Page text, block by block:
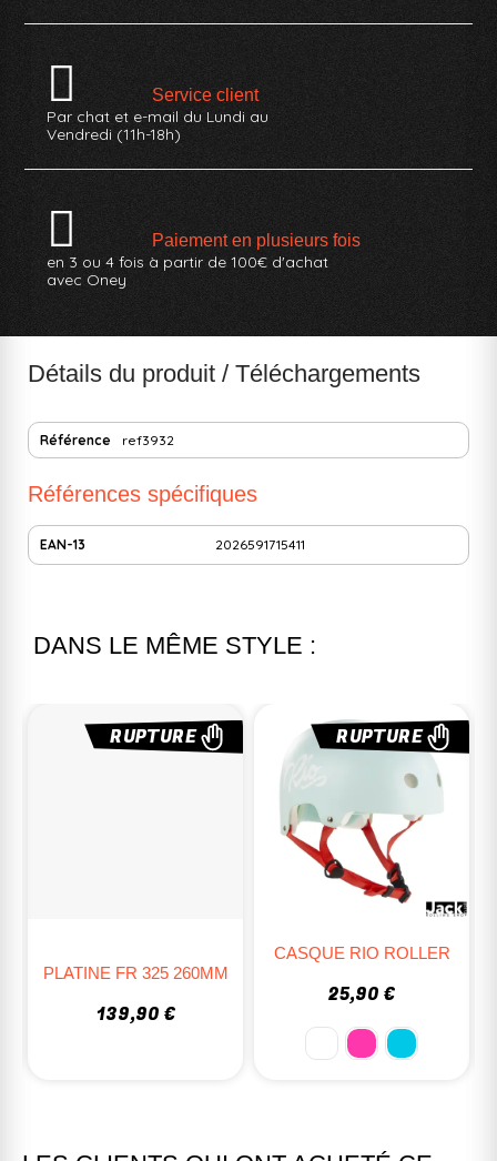
Service client
Par chat et e-mail du Lundi au
Vendredi (11h-18h)
Paiement en plusieurs fois
en 3 ou 4 fois à partir de 100€ d'achat
avec Oney
Détails du produit / Téléchargements
Référence ref3932
Références spécifiques
EAN-13 2026591715411
DANS LE MÊME STYLE :
RUPTURE RUPTURE
ROLLERBLADE MAXXUM
EDGE 90
279,95 €